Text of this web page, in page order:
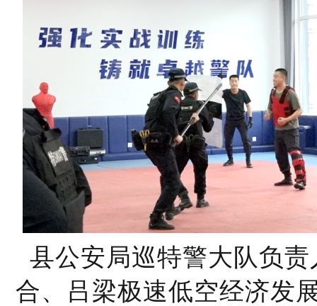
县公安局巡特警大队负
合、吕梁极速低空经济发